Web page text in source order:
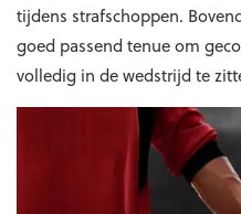
tijdens strafschoppen.
goed passend tenue om
volledig in de wedstrijd te